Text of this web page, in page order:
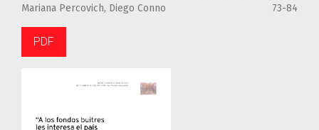
Mariana Percovich, Diego Conno 73-84
PDF